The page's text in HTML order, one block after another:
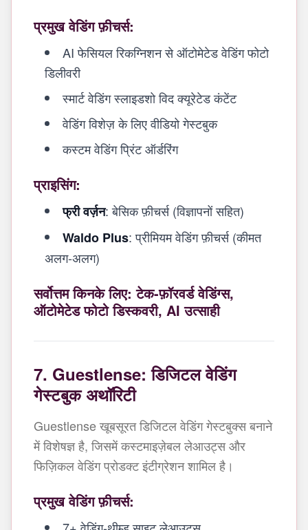
प्रमुख वेडिंग फ़ीचर्स:
AI फेसियल रिकग्निशन से ऑटोमेटेड वेडिंग फोटो
डिलीवरी
स्मार्ट वेडिंग स्लाइडशो विद क्यूरेटेड कंटेंट
वेडिंग विशेज़ के लिए वीडियो गेस्टबुक
कस्टम वेडिंग प्रिंट ऑर्डरिंग
प्राइसिंग:
फ्री वर्ज़न: बेसिक फ़ीचर्स (विज्ञापनों सहित)
Waldo Plus: प्रीमियम वेडिंग फ़ीचर्स (कीमत
अलग-अलग)
सर्वोत्तम किनके लिए: टेक-फ़ॉरवर्ड वेडिंग्स,
ऑटोमेटेड फोटो डिस्कवरी, AI उत्साही
7. Guestlense: डिजिटल वेडिंग
गेस्टबुक अथॉरिटी
Guestlense खूबसूरत डिजिटल वेडिंग गेस्टबुक्स बनाने
में विशेषज्ञ है, जिसमें कस्टमाइज़ेबल लेआउट्स और
फिज़िकल वेडिंग प्रोडक्ट इंटीग्रेशन शामिल है।
प्रमुख वेडिंग फ़ीचर्स: